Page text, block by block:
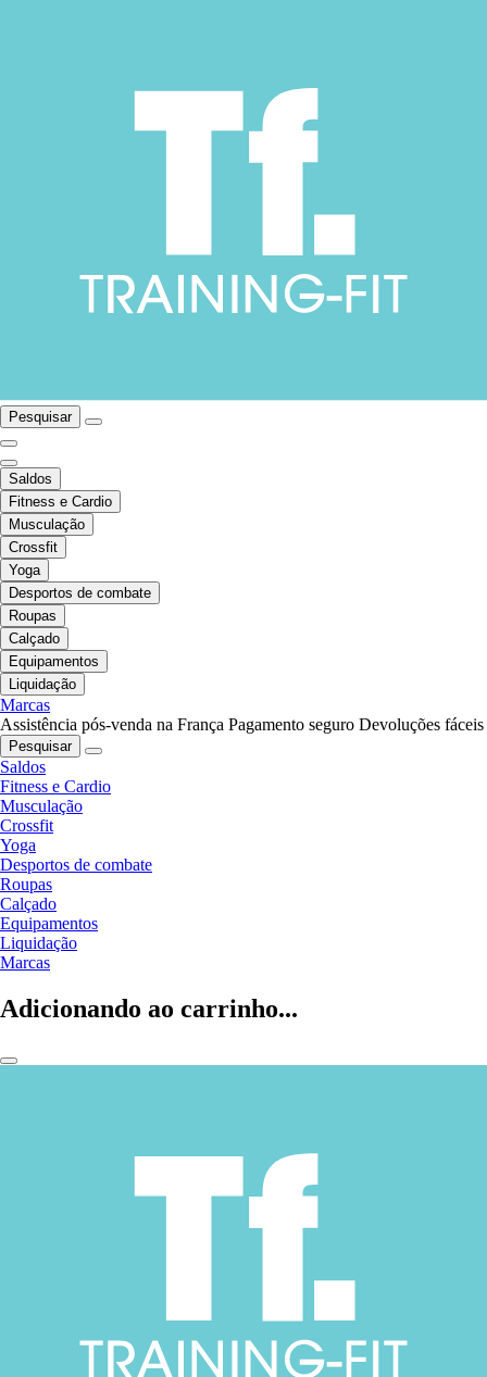
Pesquisar
Saldos
Fitness e Cardio
Musculação
Crossfit
Yoga
Desportos de combate
Roupas
Calçado
Equipamentos
Liquidação
Marcas
Assistência pós-venda na França Pagamento seguro Devoluções fáceis
Pesquisar
Saldos
Fitness e Cardio
Musculação
Crossfit
Yoga
Desportos de combate
Roupas
Calçado
Equipamentos
Liquidação
Marcas
Adicionando ao carrinho...